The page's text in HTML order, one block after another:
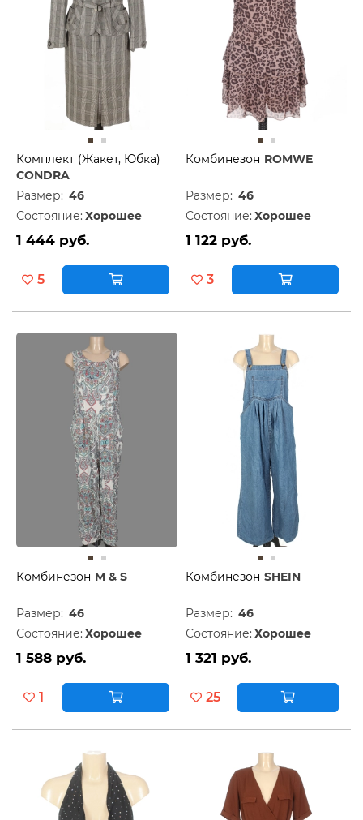
Комплект (Жакет, Юбка)
CONDRA
Размер: 46
Состояние: Хорошее
1 444 руб.
5
Комбинезон ROMWE
Размер: 46
Состояние: Хорошее
1 122 руб.
3
Комбинезон M & S
Размер: 46
Состояние: Хорошее
1 588 руб.
1
Комбинезон SHEIN
Размер: 46
Состояние: Хорошее
1 321 руб.
25